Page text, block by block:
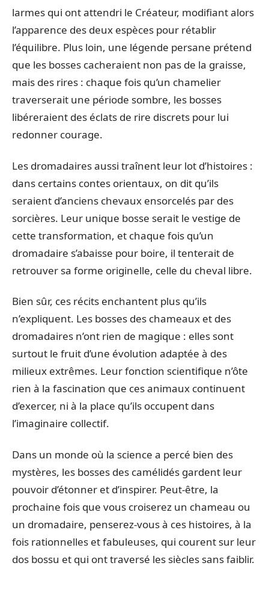
larmes qui ont attendri le Créateur, modifiant alors
l’apparence des deux espèces pour rétablir
l’équilibre. Plus loin, une légende persane prétend
que les bosses cacheraient non pas de la graisse,
mais des rires : chaque fois qu’un chamelier
traverserait une période sombre, les bosses
libéreraient des éclats de rire discrets pour lui
redonner courage.
Les dromadaires aussi traînent leur lot d’histoires :
dans certains contes orientaux, on dit qu’ils
seraient d’anciens chevaux ensorcelés par des
sorcières. Leur unique bosse serait le vestige de
cette transformation, et chaque fois qu’un
dromadaire s’abaisse pour boire, il tenterait de
retrouver sa forme originelle, celle du cheval libre.
Bien sûr, ces récits enchantent plus qu’ils
n’expliquent. Les bosses des chameaux et des
dromadaires n’ont rien de magique : elles sont
surtout le fruit d’une évolution adaptée à des
milieux extrêmes. Leur fonction scientifique n’ôte
rien à la fascination que ces animaux continuent
d’exercer, ni à la place qu’ils occupent dans
l’imaginaire collectif.
Dans un monde où la science a percé bien des
mystères, les bosses des camélidés gardent leur
pouvoir d’étonner et d’inspirer. Peut-être, la
prochaine fois que vous croiserez un chameau ou
un dromadaire, penserez-vous à ces histoires, à la
fois rationnelles et fabuleuses, qui courent sur leur
dos bossu et qui ont traversé les siècles sans faiblir.